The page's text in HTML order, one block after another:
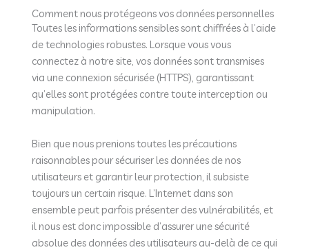
Comment nous protégeons vos données personnelles
Toutes les informations sensibles sont chiffrées à l’aide
de technologies robustes. Lorsque vous vous
connectez à notre site, vos données sont transmises
via une connexion sécurisée (HTTPS), garantissant
qu’elles sont protégées contre toute interception ou
manipulation.
Bien que nous prenions toutes les précautions
raisonnables pour sécuriser les données de nos
utilisateurs et garantir leur protection, il subsiste
toujours un certain risque. L’Internet dans son
ensemble peut parfois présenter des vulnérabilités, et
il nous est donc impossible d’assurer une sécurité
absolue des données des utilisateurs au-delà de ce qui